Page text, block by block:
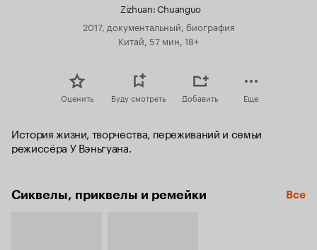
Zizhuan: Chuanguo
2017, документальный, биография
Китай, 57 мин, 18+
Оценить Буду смотреть Добавить Еще
История жизни, творчества, переживаний и семьи
режиссёра У Вэньгуана.
Сиквелы, приквелы и ремейки Все